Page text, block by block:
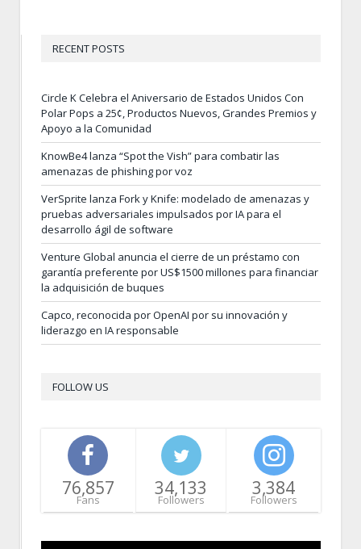
RECENT POSTS
Circle K Celebra el Aniversario de Estados Unidos Con
Polar Pops a 25¢, Productos Nuevos, Grandes Premios y
Apoyo a la Comunidad
KnowBe4 lanza “Spot the Vish” para combatir las
amenazas de phishing por voz
VerSprite lanza Fork y Knife: modelado de amenazas y
pruebas adversariales impulsados por IA para el
desarrollo ágil de software
Venture Global anuncia el cierre de un préstamo con
garantía preferente por US$1500 millones para financiar
la adquisición de buques
Capco, reconocida por OpenAI por su innovación y
liderazgo en IA responsable
FOLLOW US
76,857
Fans
34,133
Followers
3,384
Followers